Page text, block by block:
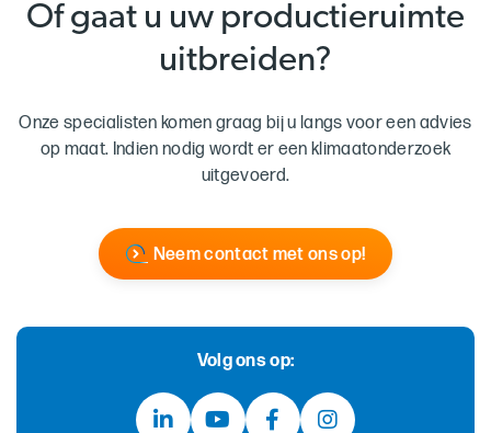
Of gaat u uw productieruimte
uitbreiden?
Onze specialisten komen graag bij u langs voor een advies
op maat. Indien nodig wordt er een klimaatonderzoek
uitgevoerd.
Neem contact met ons op!
Volg ons op: